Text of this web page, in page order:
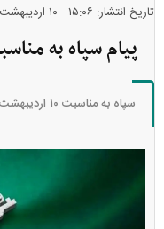
تاریخ انتشار: ۱۵:۰۶ - ۱۰ ارديبهشت ۱۴۰۵
پیام سپاه به
سپاه به مناسبت ۱۰ اردیبهشت، روز ملی خلیج فارس پیامی صادر کرد.